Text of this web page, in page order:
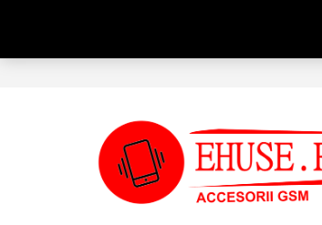
conținut